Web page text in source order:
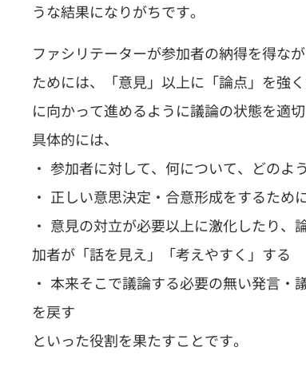
うな結果になりがちです。
ファシリテーターが参加者の納得を得な
ためには、「意見」以上に「論点」を強
に向かって進めるように議論の状態を適
具体的には、
・ 参加者に対して、何について、どの
・ 正しい意思決定・合意形成をするた
・ 意見の対立が必要以上に激化したり
加者が「話を見え」「考えやすく」する
・ 本来そこで議論する必要の無い発言
を戻す
といった役割を果たすことです。